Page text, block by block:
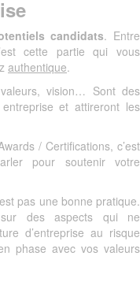
candidats. Entre
cette partie qui vous
authentique.
vision… Sont des
et attireront les
/ Certifications, c’est
pour soutenir votre
pas une bonne pratique.
des aspects qui ne
d’entreprise au risque
phase avec vos valeurs